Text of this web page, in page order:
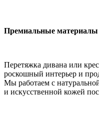
Премиальные материалы
Перетяжка дивана или
роскошный интерьер и
Мы работаем с
и искусственной кожей